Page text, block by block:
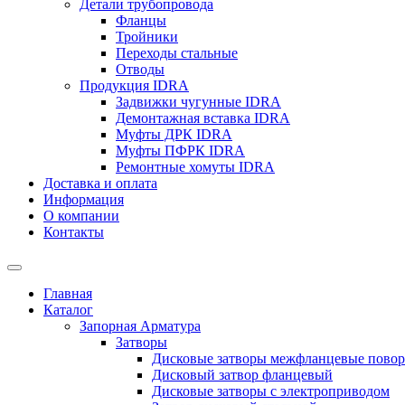
Детали трубопровода
Фланцы
Тройники
Переходы стальные
Отводы
Продукция IDRA
Задвижки чугунные IDRA
Демонтажная вставка IDRA
Муфты ДРК IDRA
Муфты ПФРК IDRA
Ремонтные хомуты IDRA
Доставка и оплата
Информация
О компании
Контакты
Главная
Каталог
Запорная Арматура
Затворы
Дисковые затворы межфланцевые
Дисковый затвор фланцевый
Дисковые затворы с электроприводом